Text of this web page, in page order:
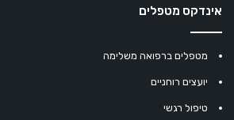
אינדקס מטפלים
מטפלים ברפואה משלימה
יועצים רוחניים
טיפול רגשי